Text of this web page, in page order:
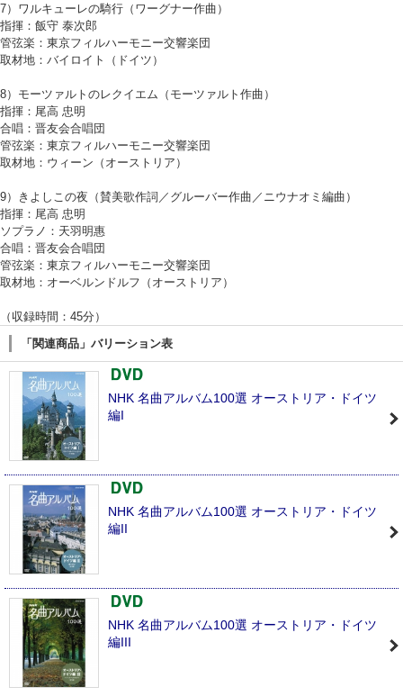
7）ワルキューレの騎行（ワーグナー作曲）
指揮：飯守 泰次郎
管弦楽：東京フィルハーモニー交響楽団
取材地：バイロイト（ドイツ）
8）モーツァルトのレクイエム（モーツァルト作曲）
指揮：尾高 忠明
合唱：晋友会合唱団
管弦楽：東京フィルハーモニー交響楽団
取材地：ウィーン（オーストリア）
9）きよしこの夜（賛美歌作詞／グルーバー作曲／ニウナオミ編曲）
指揮：尾高 忠明
ソプラノ：天羽明惠
合唱：晋友会合唱団
管弦楽：東京フィルハーモニー交響楽団
取材地：オーベルンドルフ（オーストリア）
（収録時間：45分）
「関連商品」バリーション表
NHK 名曲アルバム100選 オーストリア・ドイツ
編I
NHK 名曲アルバム100選 オーストリア・ドイツ
編II
NHK 名曲アルバム100選 オーストリア・ドイツ
編III